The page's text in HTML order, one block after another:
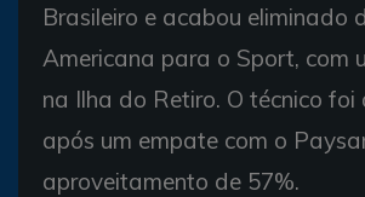
Brasileiro e acabou eliminado
Americana para o Sport, com
na Ilha do Retiro. O técnico foi
após um empate com o
aproveitamento de 57%.